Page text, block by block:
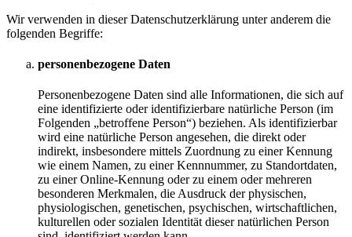
Wir verwenden in dieser Datenschutzerklärung unter anderem die
folgenden Begriffe:
personenbezogene Daten
Personenbezogene Daten sind alle Informationen, die sich auf
eine identifizierte oder identifizierbare natürliche Person (im
Folgenden „betroffene Person“) beziehen. Als identifizierbar
wird eine natürliche Person angesehen, die direkt oder
indirekt, insbesondere mittels Zuordnung zu einer Kennung
wie einem Namen, zu einer Kennnummer, zu Standortdaten,
zu einer Online-Kennung oder zu einem oder mehreren
besonderen Merkmalen, die Ausdruck der physischen,
physiologischen, genetischen, psychischen, wirtschaftlichen,
kulturellen oder sozialen Identität dieser natürlichen Person